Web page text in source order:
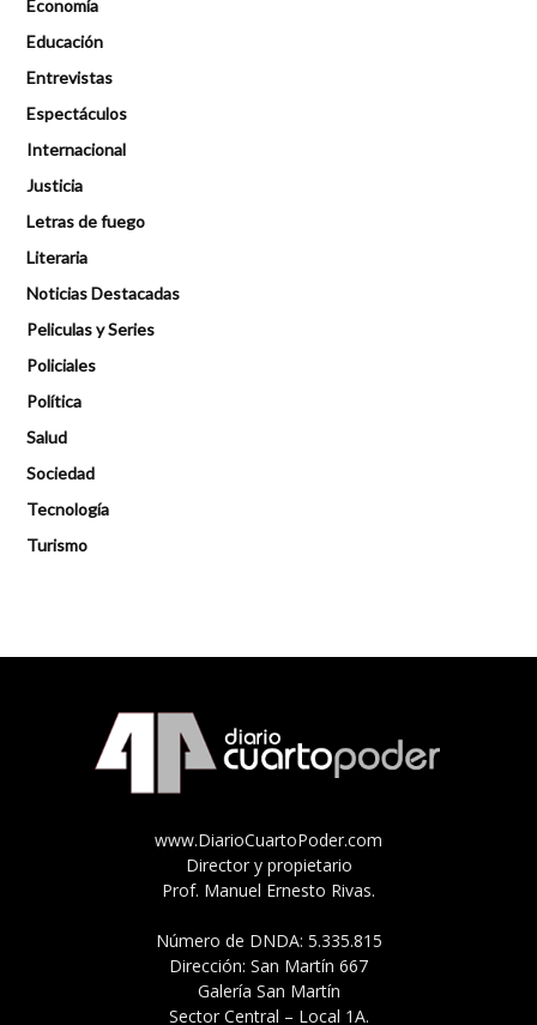
Economía
Educación
Entrevistas
Espectáculos
Internacional
Justicia
Letras de fuego
Literaria
Noticias Destacadas
Peliculas y Series
Policiales
Política
Salud
Sociedad
Tecnología
Turismo
www.DiarioCuartoPoder.com
Director y propietario
Prof. Manuel Ernesto Rivas.
Número de DNDA: 5.335.815
Dirección: San Martín 667
Galería San Martín
Sector Central – Local 1A.